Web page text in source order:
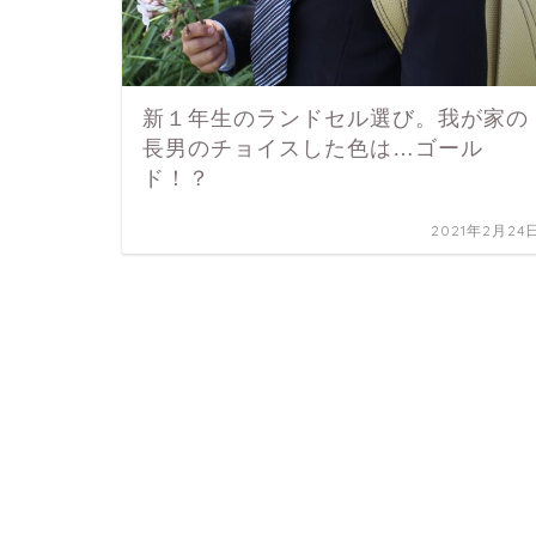
新１年生のランドセル選び。我が家の
長男のチョイスした色は…ゴール
ド！？
2021年2月24